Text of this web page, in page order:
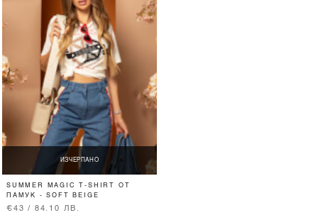
ИЗЧЕРПАНО
SUMMER MAGIC T-SHIRT ОТ
ПАМУК - SOFT BEIGE
€43 / 84.10 ЛВ.